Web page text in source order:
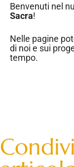
Benvenuti nel
Sacra!
Nelle pagine
di noi e sui
tempo.